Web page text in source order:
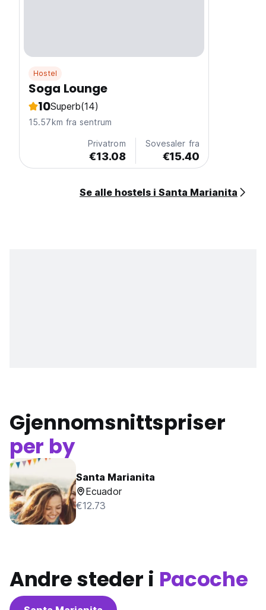
Hostel
Soga Lounge
10Superb(14)
15.57km fra sentrum
Privatrom
€13.08
Sovesaler fra
€15.40
Se alle hostels i Santa Marianita
Gjennomsnittspriser
per by
Santa Marianita
Ecuador
€12.73
Andre steder i Pacoche